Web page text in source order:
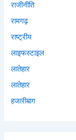
राजीनीति
रामगढ़
राष्ट्रीय
लाइफस्टाइल
लातेहार
लातेहार
हजारीबाग